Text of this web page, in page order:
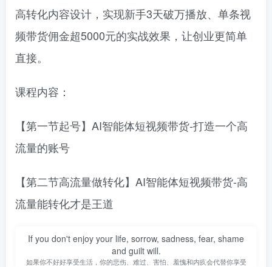
高转化内容设计，实现新手3天破万播放、单条视
频带货佣金超5000元的实战效果，让创业更简单
直接。
课程内容：
【第一节起号】AI智能体短视频带货-打造一个高
流量的账号
【第二节高流量做转化】AI智能体短视频带货-高
流量能转化才是王道
If you don't enjoy your life, sorrow, sadness, fear, shame
and guilt will.
如果你不好好享受生活，你的悲伤、难过、害怕、羞愧和内疚会代替你享受